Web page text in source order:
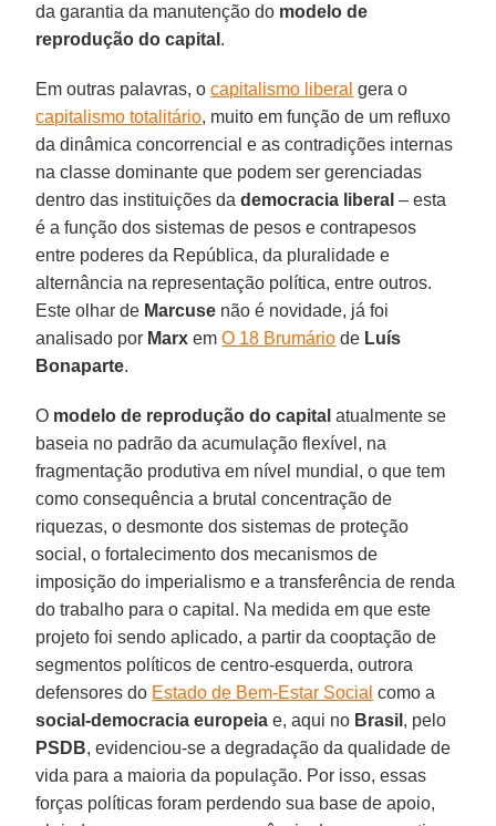
da garantia da manutenção do modelo de
reprodução do capital .
Em outras palavras, ocapitalismo liberal gera o
capitalismo totalitário, muito em função de um refluxo
da dinâmica concorrencial e as contradições internas
na classe dominante que podem ser gerenciadas
dentro das instituições dademocracia liberal – esta
é a função dos sistemas de pesos e contrapesos
entre poderes da República, da pluralidade e
alternância na representação política, entre outros.
Este olhar de Marcuse não é novidade, já foi
analisado por Marx emO 18 Brumário de Luís
Bonaparte.
O modelo de reprodução do capital atualmente se
baseia no padrão da acumulação flexível, na
fragmentação produtiva em nível mundial, o que tem
como consequência a brutal concentração de
riquezas, o desmonte dos sistemas de proteção
social, o fortalecimento dos mecanismos de
imposição do imperialismo e a transferência de renda
do trabalho para o capital. Na medida em que este
projeto foi sendo aplicado, a partir da cooptação de
segmentos políticos de centro-esquerda, outrora
defensores do Estado de Bem-Estar Social como a
social-democracia europeia e, aqui no Brasil , pelo
PSDB, evidenciou-se a degradação da qualidade de
vida para a maioria da população. Por isso, essas
forças políticas foram perdendo sua base de apoio,